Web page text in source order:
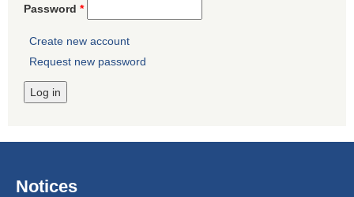
Password *
Create new account
Request new password
Notices